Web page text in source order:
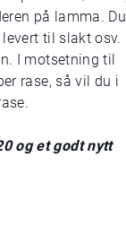
på lamma. Du
til slakt osv.
I motsetning til
rase, så vil du i
og et godt nytt